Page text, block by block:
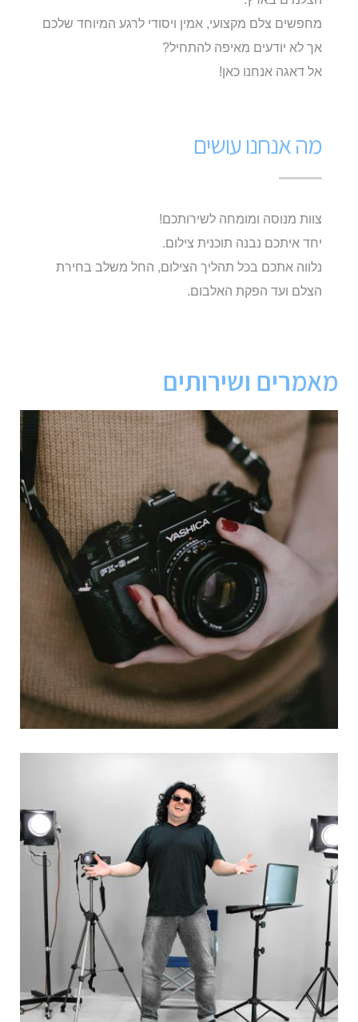
מחפשים צלם מקצועי, אמין ויסודי לרגע המיוחד שלכם
אך לא יודעים מאיפה להתחיל?
אל דאגה אנחנו כאן!
מה אנחנו עושים
צוות מנוסה ומומחה לשירותכם!
יחד איתכם נבנה תוכנית צילום.
נלווה אתכם בכל תהליך הצילום, החל משלב בחירת
הצלם ועד הפקת האלבום.
מאמרים ושירותים
בזמן שכל ילדה חולמת להיות דוגמנית , יש לה